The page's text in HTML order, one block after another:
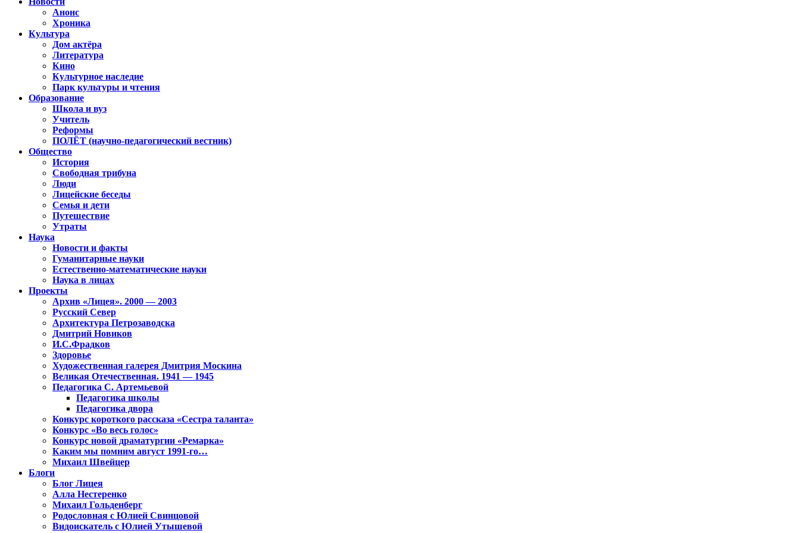
Анонс
Хроника
Культура
Дом актёра
Литература
Кино
Культурное наследие
Парк культуры и чтения
Образование
Школа и вуз
Учитель
Реформы
ПОЛЁТ (научно-педагогический вестник)
Общество
История
Свободная трибуна
Люди
Лицейские беседы
Семья и дети
Путешествие
Утраты
Наука
Новости и факты
Гуманитарные науки
Естественно-математические науки
Наука в лицах
Проекты
Архив «Лицея». 2000 — 2003
Русский Север
Архитектура Петрозаводска
Дмитрий Новиков
И.С.Фрадков
Здоровье
Художественная галерея Дмитрия Москина
Великая Отечественная. 1941 — 1945
Педагогика С. Артемьевой
Педагогика школы
Педагогика двора
Конкурс короткого рассказа «Сестра таланта»
Конкурс «Во весь голос»
Конкурс новой драматургии «Ремарка»
Каким мы помним август 1991-го…
Михаил Швейцер
Блоги
Блог Лицея
Алла Нестеренко
Михаил Гольденберг
Родословная с Юлией Свинцовой
Видоискатель с Юлией Утышевой